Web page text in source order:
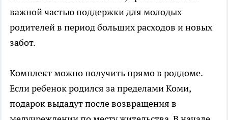
важной частью поддержки для молодых
родителей в период больших расходов и новых
забот.
Комплект можно получить прямо в роддоме.
Если ребенок родился за пределами Коми,
подарок выдадут после возвращения в